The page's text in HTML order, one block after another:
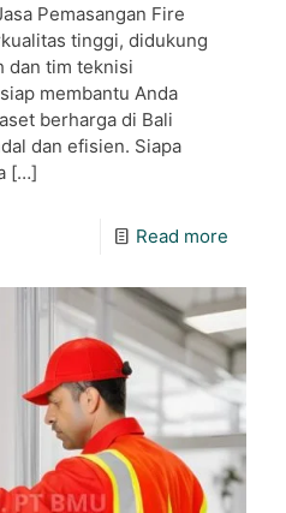
Pemasangan Fire
tinggi, didukung
dan tim teknisi
membantu Anda
berharga di Bali
dan efisien. Siapa
[…]
Read more